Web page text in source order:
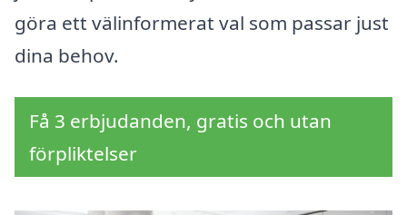
göra ett välinformerat val som passar just
dina behov.
Få 3 erbjudanden, gratis och utan
förpliktelser